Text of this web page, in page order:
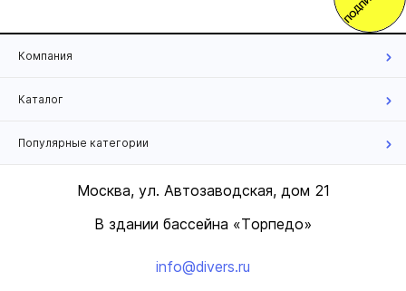
Компания
Каталог
Популярные категории
Москва, ул. Автозаводская, дом 21
В здании бассейна «Торпедо»
info@divers.ru